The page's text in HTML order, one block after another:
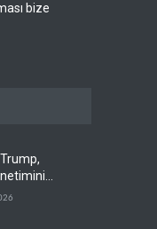
bize
yok
krizle